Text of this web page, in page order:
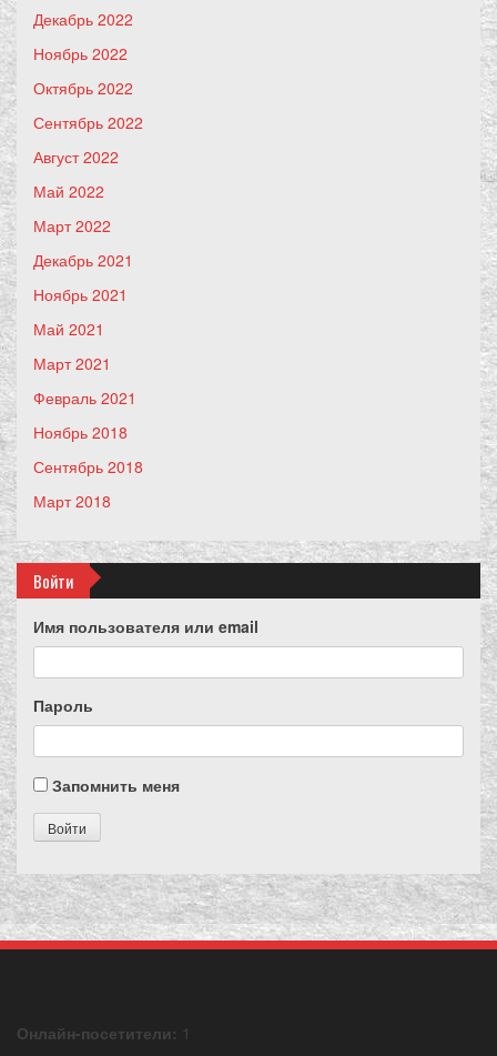
Декабрь 2022
Ноябрь 2022
Октябрь 2022
Сентябрь 2022
Август 2022
Май 2022
Март 2022
Декабрь 2021
Ноябрь 2021
Май 2021
Март 2021
Февраль 2021
Ноябрь 2018
Сентябрь 2018
Март 2018
Войти
Имя пользователя или email
Пароль
Запомнить меня
Войти
Онлайн-посетители: 1